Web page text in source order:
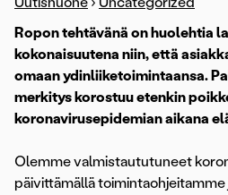
Ropon tehtävänä on huolehtia
kokonaisuutena niin, että
omaan ydinliiketoimintaansa.
merkitys korostuu etenkin
koronavirusepidemian aikana
Olemme valmistaututuneet
päivittämällä toimintaohjeitamme